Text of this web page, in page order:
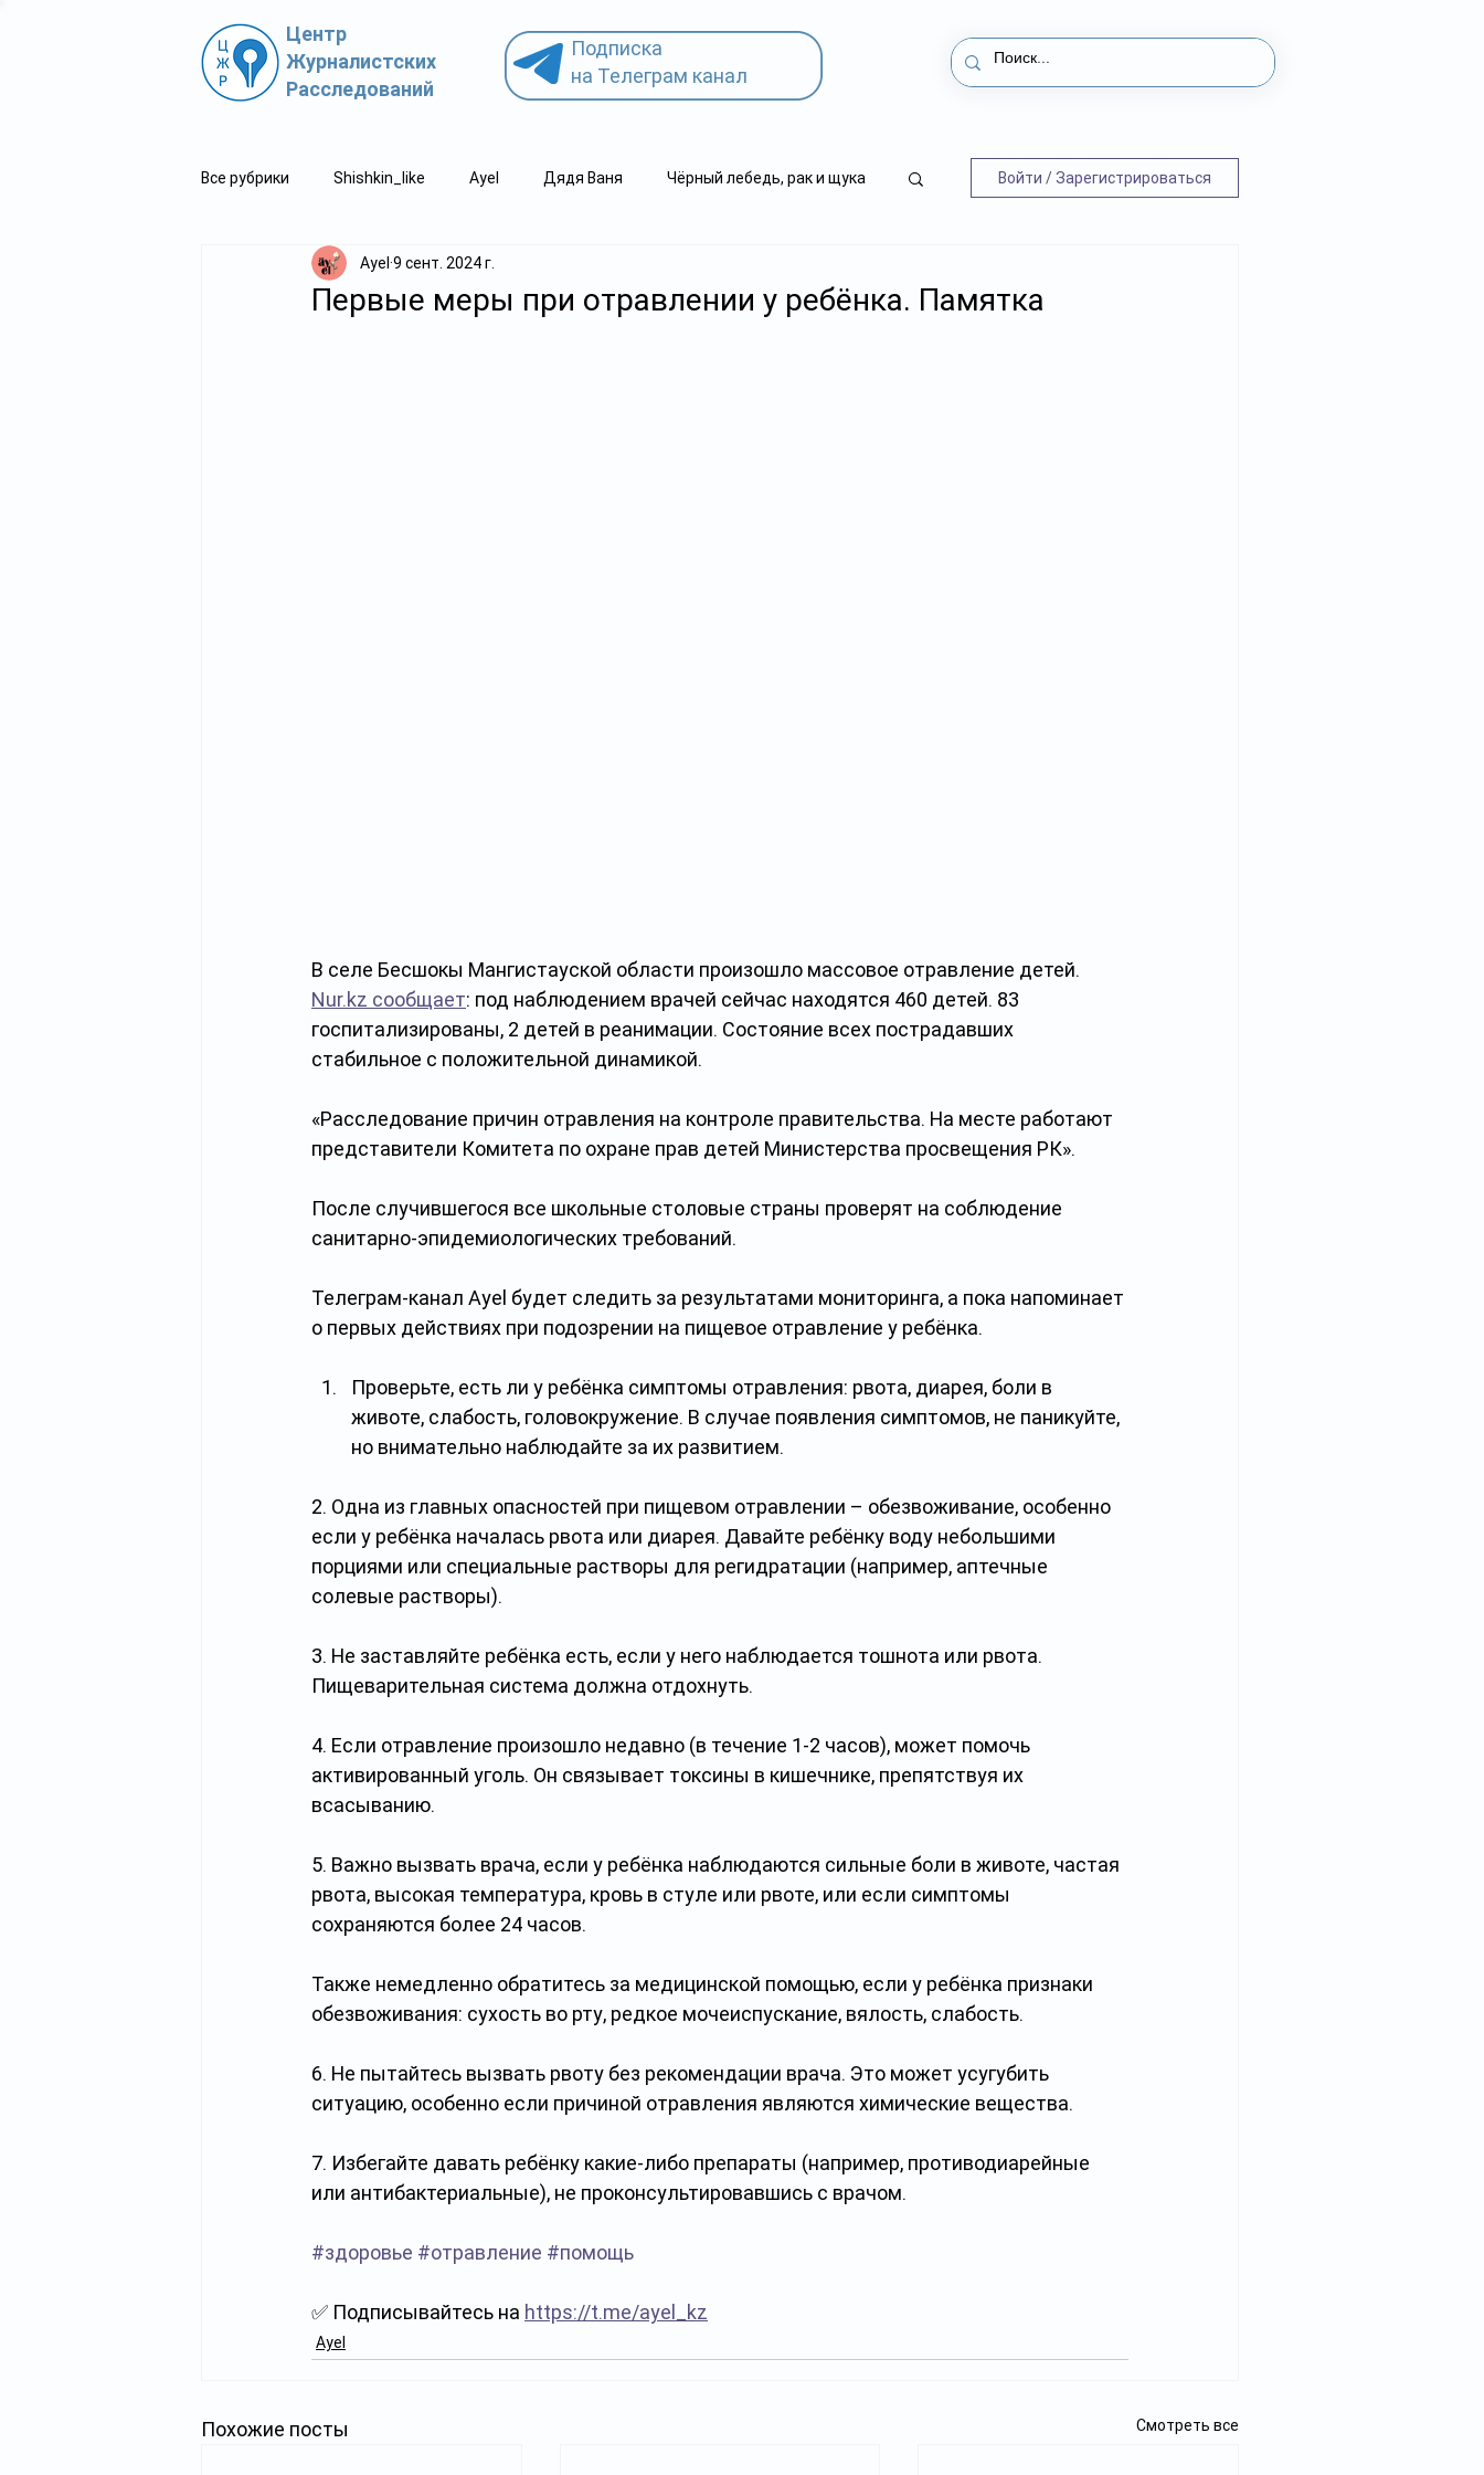
Центр
Журналистских
Расследований
Подписка
на Телеграм канал
Все рубрики Shishkin_like Ayel Дядя Ваня Чёрный лебедь, рак и щука
Политпросвет.kz Свидетель.kz
Войти / Зарегистрироваться
Первые меры при отравлении у ребёнка. Памятка
Ayel 9 сент. 2024 г.
В селе Бесшокы Мангистауской области произошло массовое отравление детей.
Nur.kz сообщает: под наблюдением врачей сейчас находятся 460 детей. 83
госпитализированы, 2 детей в реанимации. Состояние всех пострадавших
стабильное с положительной динамикой.
«Расследование причин отравления на контроле правительства. На месте работают
представители Комитета по охране прав детей Министерства просвещения РК».
После случившегося все школьные столовые страны проверят на соблюдение
санитарно-эпидемиологических требований.
Телеграм-канал Ayel будет следить за результатами мониторинга, а пока напоминает
о первых действиях при подозрении на пищевое отравление у ребёнка.
Проверьте, есть ли у ребёнка симптомы отравления: рвота, диарея, боли в
животе, слабость, головокружение. В случае появления симптомов, не паникуйте,
но внимательно наблюдайте за их развитием.
2. Одна из главных опасностей при пищевом отравлении – обезвоживание, особенно
если у ребёнка началась рвота или диарея. Давайте ребёнку воду небольшими
порциями или специальные растворы для регидратации (например, аптечные
солевые растворы).
3. Не заставляйте ребёнка есть, если у него наблюдается тошнота или рвота.
Пищеварительная система должна отдохнуть.
4. Если отравление произошло недавно (в течение 1-2 часов), может помочь
активированный уголь. Он связывает токсины в кишечнике, препятствуя их
всасыванию.
5. Важно вызвать врача, если у ребёнка наблюдаются сильные боли в животе, частая
рвота, высокая температура, кровь в стуле или рвоте, или если симптомы
сохраняются более 24 часов.
Также немедленно обратитесь за медицинской помощью, если у ребёнка признаки
обезвоживания: сухость во рту, редкое мочеиспускание, вялость, слабость.
6. Не пытайтесь вызвать рвоту без рекомендации врача. Это может усугубить
ситуацию, особенно если причиной отравления являются химические вещества.
7. Избегайте давать ребёнку какие-либо препараты (например, противодиарейные
или антибактериальные), не проконсультировавшись с врачом.
#здоровье #отравление #помощь
✅ Подписывайтесь на https://t.me/ayel_kz
Ayel
Похожие посты Смотреть все